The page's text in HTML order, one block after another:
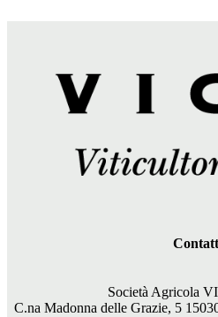
Società Agricola
C.na Madonna delle Grazie, 5